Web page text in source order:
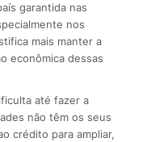
garantida nas
nos
mais manter a
econômica dessas
até fazer a
não têm os seus
crédito para ampliar,